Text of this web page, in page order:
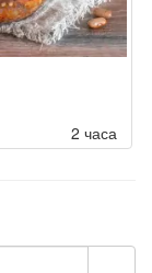
2 часа